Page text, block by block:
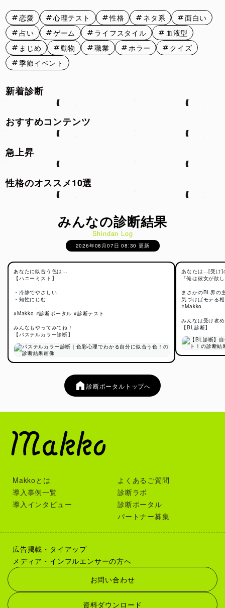
1月26日 1月27日 1月28日 1月29日 1月30日
1月31日
恋愛 心理テスト 性格 ネタ系
面白い
占い
ゲーム ライフスタイル
血液型
まじめ
動物 職業 ホラー
クイズ
季節イベント
新着診断
おすすめコンテンツ
急上昇
性格のオススメ10選
みんなの診断結果
Shindan Log
2026年08月07日 08:30 更新
あなたに似合う色は…
【ハニーミスト】
・冷静でやさしい
・知性にじむ
#Makko #診断ポータル #診断テスト
みんなもやってみてね！
【パステルカラー診断】
あなたは…[受け]
「俺は彼女が欲
まさかのBL界の
気づけばモテる
#Makko
みんなは受け攻
【BL診断】
診断ポータルトップへ
Makkoとは
導入事例一覧
導入インタビュー
よくあるご質問
診断ラボ
診断ポータル
パートナー募集
広告掲載・タイアップ
メディア・インフルエンサーの方へ
お問い合わせ
資料ダウンロード